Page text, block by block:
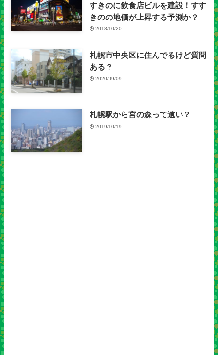
すきのに飲食店ビルを建設！すす
きのの地価が上昇する予測か？
2018/10/20
札幌市中央区に住んでるけど質問
ある？
2020/09/09
札幌駅から宮の森って遠い？
2019/10/19